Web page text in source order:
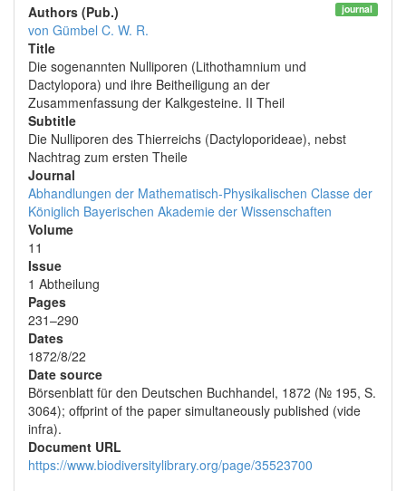
journal
Authors (Pub.)
von Gümbel C. W. R.
Title
Die sogenannten Nulliporen (Lithothamnium und
Dactylopora) und ihre Beitheiligung an der
Zusammenfassung der Kalkgesteine. II Theil
Subtitle
Die Nulliporen des Thierreichs (Dactyloporideae), nebst
Nachtrag zum ersten Theile
Journal
Abhandlungen der Mathematisch-Physikalischen Classe der
Königlich Bayerischen Akademie der Wissenschaften
Volume
11
Issue
1 Abtheilung
Pages
231–290
Dates
1872/8/22
Date source
Börsenblatt für den Deutschen Buchhandel, 1872 (№ 195, S.
3064); offprint of the paper simultaneously published (vide
infra).
Document URL
https://www.biodiversitylibrary.org/page/35523700